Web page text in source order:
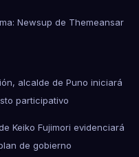
Newsup de Themeansar
alcalde de Puno iniciará
participativo
Keiko Fujimori evidenciará
de gobierno